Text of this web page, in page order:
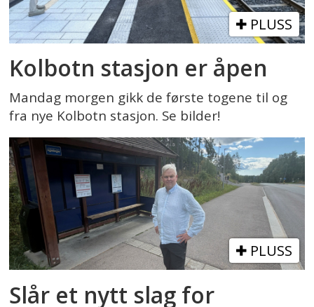
PLUSS
Kolbotn stasjon er åpen
Mandag morgen gikk de første togene til og
fra nye Kolbotn stasjon. Se bilder!
PLUSS
Slår et nytt slag for